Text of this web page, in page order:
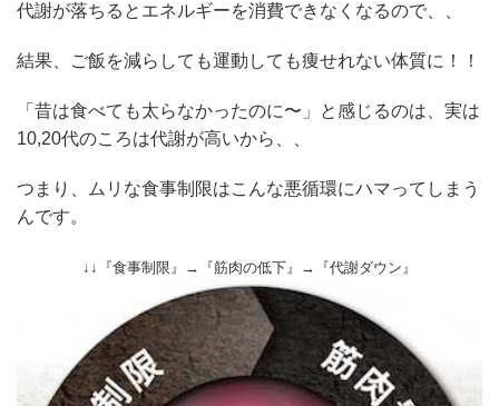
代謝が落ちるとエネルギーを消費できなくなるので、、
結果、ご飯を減らしても運動しても痩せれない体質に！！
「昔は食べても太らなかったのに〜」と感じるのは、実は
10,20代のころは代謝が高いから、、
つまり、ムリな食事制限はこんな悪循環にハマってしまう
んです。
↓↓『食事制限』→『筋肉の低下』→『代謝ダウン』